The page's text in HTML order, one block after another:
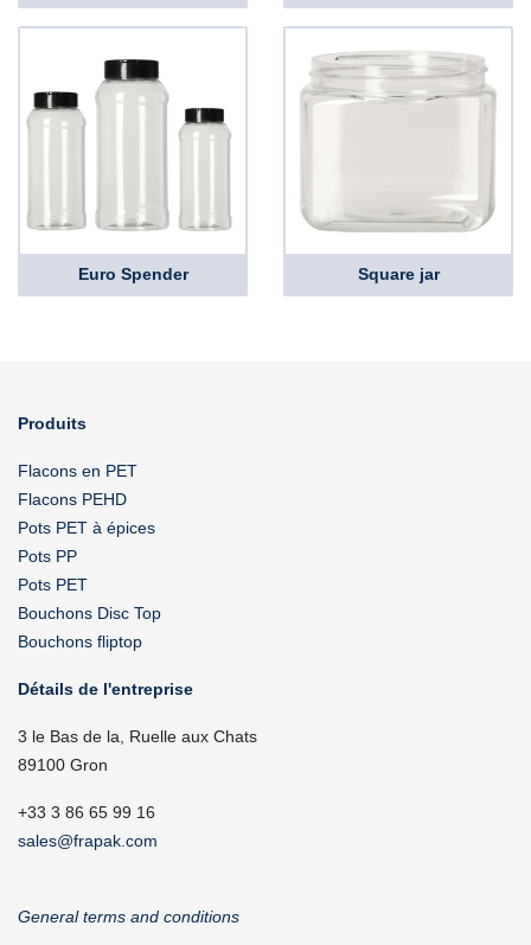
Euro Spender Square jar
Produits
Flacons en PET
Flacons PEHD
Pots PET à épices
Pots PP
Pots PET
Bouchons Disc Top
Bouchons fliptop
Détails de l'entreprise
3 le Bas de la, Ruelle aux Chats
89100 Gron
+33 3 86 65 99 16
sales@frapak.com
General terms and conditions